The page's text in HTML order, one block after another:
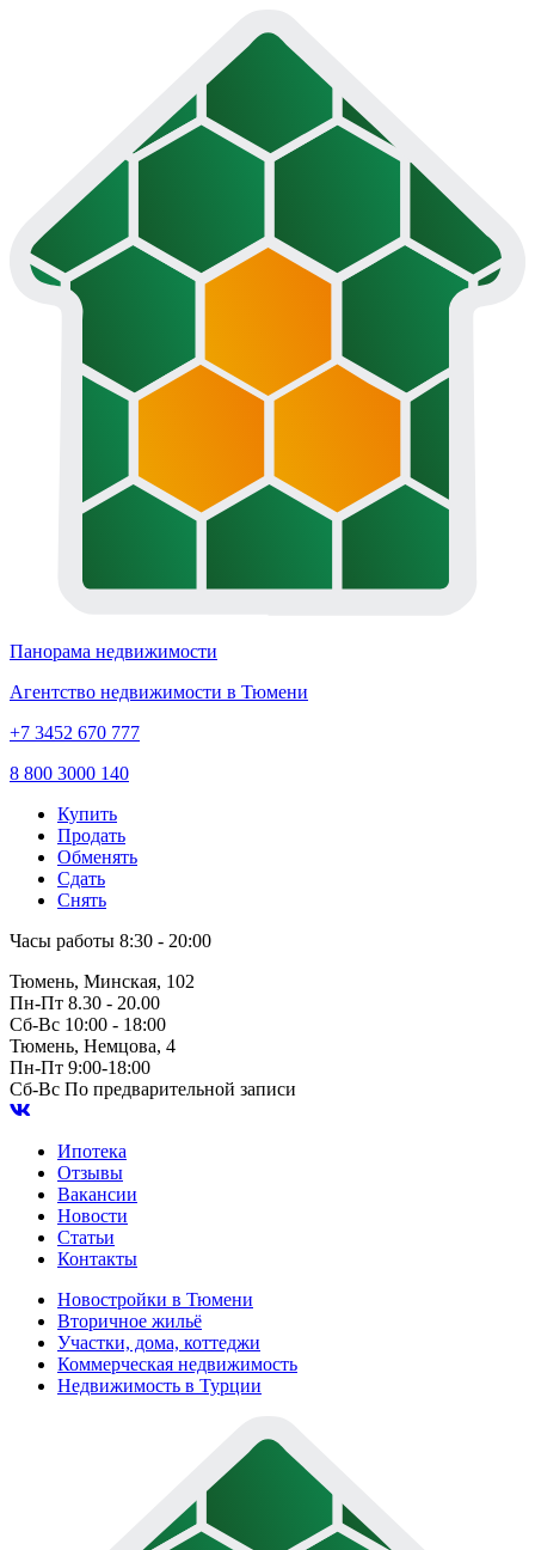
Панорама недвижимости
Агентство недвижимости в Тюмени
+7 3452 670 777
8 800 3000 140
Купить
Продать
Обменять
Сдать
Снять
Часы работы 8:30 - 20:00
Тюмень, Минская, 102
Пн-Пт 8.30 - 20.00
Сб-Вс 10:00 - 18:00
Тюмень, Немцова, 4
Пн-Пт 9:00-18:00
Сб-Вс По предварительной записи
Ипотека
Отзывы
Вакансии
Новости
Статьи
Контакты
Новостройки в Тюмени
Вторичное жильё
Участки, дома, коттеджи
Коммерческая недвижимость
Недвижимость в Турции